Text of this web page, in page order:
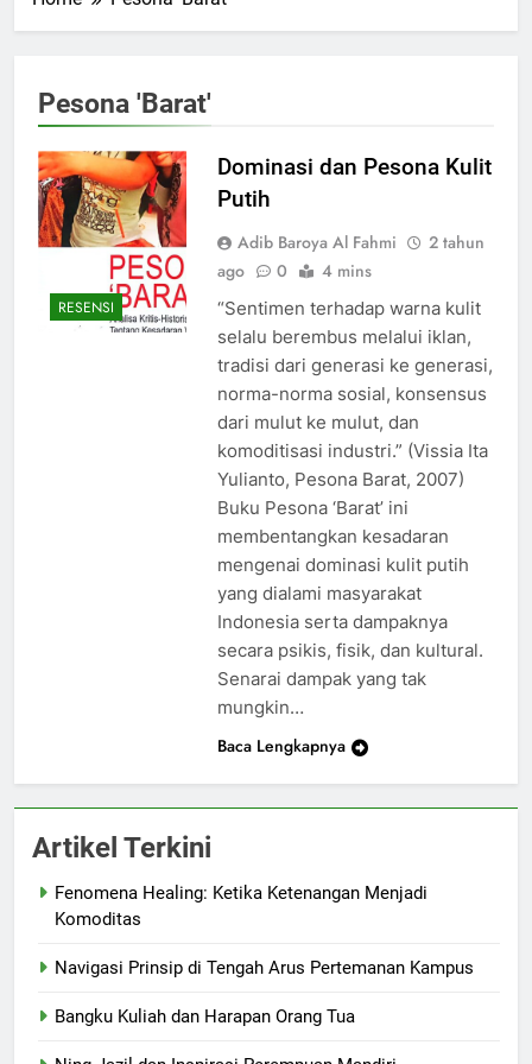
Pesona 'Barat'
RESENSI
Dominasi dan Pesona Kulit
Putih
Adib Baroya Al Fahmi
2 tahun
ago
0 4 mins
“Sentimen terhadap warna kulit
selalu berembus melalui iklan,
tradisi dari generasi ke generasi,
norma-norma sosial, konsensus
dari mulut ke mulut, dan
komoditisasi industri.” (Vissia Ita
Yulianto, Pesona Barat, 2007)
Buku Pesona ‘Barat’ ini
membentangkan kesadaran
mengenai dominasi kulit putih
yang dialami masyarakat
Indonesia serta dampaknya
secara psikis, fisik, dan kultural.
Senarai dampak yang tak
mungkin…
Baca Lengkapnya
Artikel Terkini
Fenomena Healing: Ketika Ketenangan Menjadi
Komoditas
Navigasi Prinsip di Tengah Arus Pertemanan Kampus
Bangku Kuliah dan Harapan Orang Tua